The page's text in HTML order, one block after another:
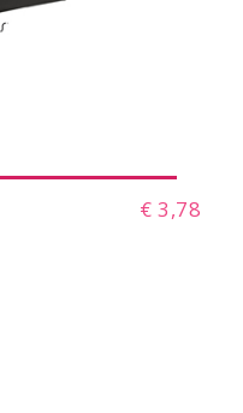
€ 3,78